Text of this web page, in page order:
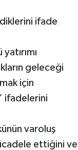
ifade
geleceği
için
ifadelerini
varoluş
ettiğini ve